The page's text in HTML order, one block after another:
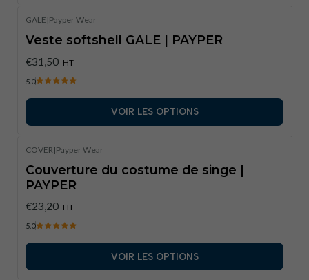
GALE |Payper Wear
Veste softshell GALE | PAYPER
€31,50 HT
5.0
VOIR LES OPTIONS
COVER |Payper Wear
Couverture du costume de singe |
PAYPER
€23,20 HT
5.0
VOIR LES OPTIONS